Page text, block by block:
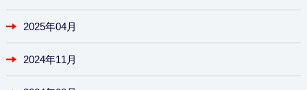
2025年04月
2024年11月